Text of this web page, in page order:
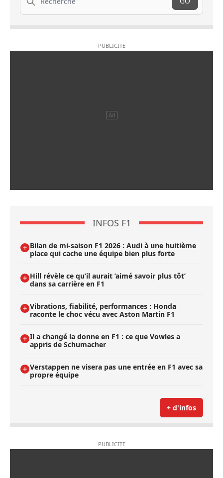
INFOS F1
Bilan de mi-saison F1 2026 : Audi à une huitième
place qui cache une équipe bien plus forte
Hill révèle ce qu’il aurait ’aimé savoir plus tôt’
dans sa carrière en F1
Vibrations, fiabilité, performances : Honda
raconte le choc vécu avec Aston Martin F1
Il a changé la donne en F1 : ce que Vowles a
appris de Schumacher
Verstappen ne visera pas une entrée en F1 avec sa
propre équipe
+ d'infos